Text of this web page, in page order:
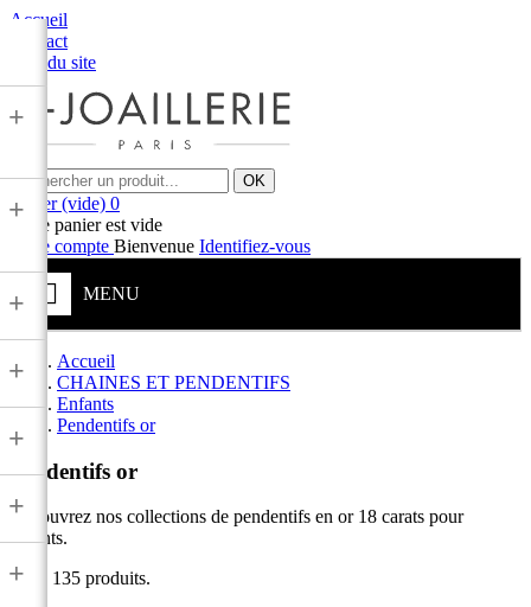
Accueil
Contact
Plan du site
OK
Panier (vide) 0
Votre panier est vide
Votre compte Bienvenue Identifiez-vous
MENU
+
+
+
+
+
+
+
Accueil
CHAINES ET PENDENTIFS
Enfants
Pendentifs or
Pendentifs or
Découvrez nos collections de pendentifs en or 18 carats pour
enfants.
Il y a 135 produits.